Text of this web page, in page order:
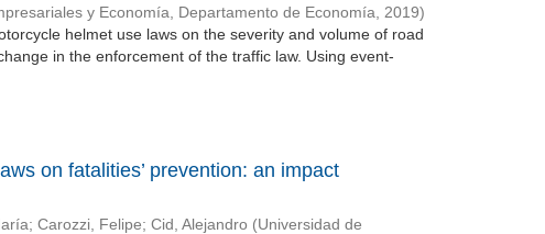
y Economía, Departamento de Economía, 2019)
helmet use laws on the severity and volume of road
in the enforcement of the traffic law. Using event-
on fatalities’ prevention: an impact
; Carozzi, Felipe; Cid, Alejandro (Universidad de